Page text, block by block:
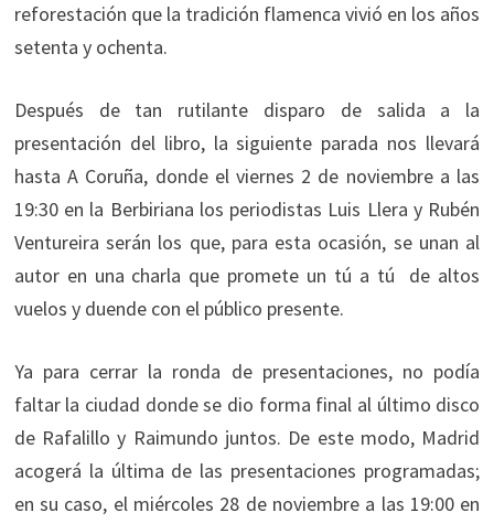
reforestación que la tradición flamenca vivió en los años
setenta y ochenta.
Después de tan rutilante disparo de salida a la
presentación del libro, la siguiente parada nos llevará
hasta A Coruña, donde el viernes 2 de noviembre a las
19:30 en la Berbiriana los periodistas Luis Llera y Rubén
Ventureira serán los que, para esta ocasión, se unan al
autor en una charla que promete un tú a tú de altos
vuelos y duende con el público presente.
Ya para cerrar la ronda de presentaciones, no podía
faltar la ciudad donde se dio forma final al último disco
de Rafalillo y Raimundo juntos. De este modo, Madrid
acogerá la última de las presentaciones programadas;
en su caso, el miércoles 28 de noviembre a las 19:00 en